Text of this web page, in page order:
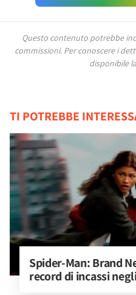
Questo contenuto potrebbe
commissioni. Per conoscere i
disponibile la
TI POTREBBE
Spider-Man: Brand
record di incassi